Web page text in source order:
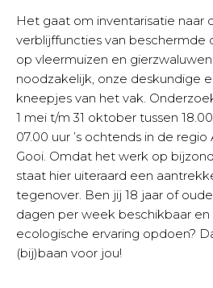
Het gaat om inventarisatie naar
verblijffuncties van beschermde
op vleermuizen en
noodzakelijk, onze deskundige
kneepjes van het vak.
1 mei t/m 31 oktober tussen
07.00 uur ’s ochtends in de
Gooi. Omdat het werk op
staat hier uiteraard een
tegenover. Ben jij 18 jaar of
dagen per week beschikbaar en
ecologische ervaring opdoen?
(bij)baan voor jou!